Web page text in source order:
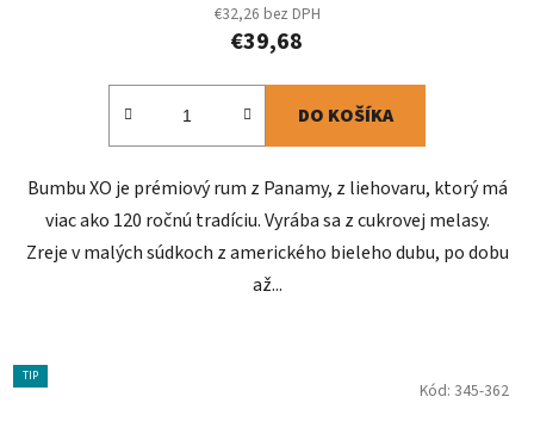
€32,26 bez DPH
€39,68
DO KOŠÍKA
Bumbu XO je prémiový rum z Panamy, z liehovaru, ktorý má
viac ako 120 ročnú tradíciu. Vyrába sa z cukrovej melasy.
Zreje v malých súdkoch z amerického bieleho dubu, po dobu
až...
TIP
Kód: 345-362